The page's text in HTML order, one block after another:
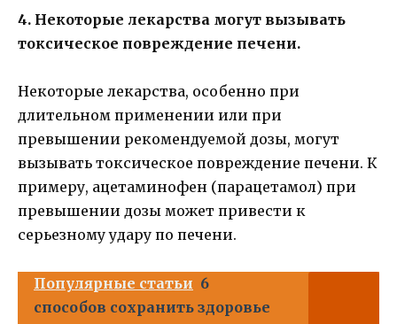
4. Некоторые лекарства могут вызывать
токсическое повреждение печени.
Некоторые лекарства, особенно при
длительном применении или при
превышении рекомендуемой дозы, могут
вызывать токсическое повреждение печени. К
примеру, ацетаминофен (парацетамол) при
превышении дозы может привести к
серьезному удару по печени.
Популярные статьи 6
способов сохранить здоровье